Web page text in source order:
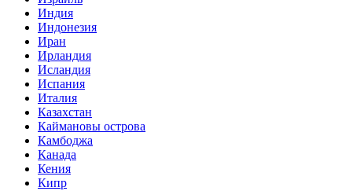
Индия
Индонезия
Иран
Ирландия
Исландия
Испания
Италия
Казахстан
Каймановы острова
Камбоджа
Канада
Кения
Кипр